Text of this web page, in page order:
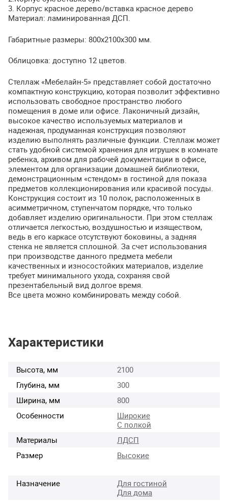
3. Корпус красное дерево/вставка красное дерево
Материал: ламинированная ДСП.
Габаритные размеры: 800х2100х300 мм.
Облицовка: доступно 12 цветов.
Стеллаж «Мебелайн-5» представляет собой достаточно
компактную конструкцию, которая позволит эффективно
использовать свободное пространство любого
помещения в доме или офисе. Лаконичный дизайн,
высокое качество используемых материалов и
надежная, продуманная конструкция позволяют
изделию выполнять различные функции. Стеллаж может
стать удобной системой хранения для игрушек в комнате
ребенка, архивом для рабочей документации в офисе,
элементом для организации домашней библиотеки,
демонстрационным «стендом» в гостиной для показа
предметов коллекционирования или красивой посуды.
Конструкция состоит из 10 полок, расположенных в
асимметричном, ступенчатом порядке, что только
добавляет изделию оригинальности. При этом стеллаж
отличается легкостью, воздушностью и изяществом,
ведь в его каркасе отсутствуют боковины, а задняя
стенка не является сплошной. За счет использования
при производстве данного предмета мебели
качественных и износостойких материалов, изделие
требует минимального ухода, сохраняя свой
презентабельный вид долгое время.
Все цвета можно комбинировать между собой.
Характеристики
Высота, мм
2100
Глубина, мм
300
Ширина, мм
800
Особенности
Широкие
С полкой
Материалы
ЛДСП
Размер
Высокие
Назначение
Для гостиной
Для дома